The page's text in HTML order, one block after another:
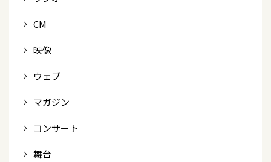
CM
映像
ウェブ
マガジン
コンサート
舞台